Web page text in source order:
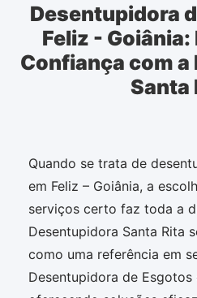
Desentupidora
Feliz -
Confiança com
Santa
Quando se trata de
em Feliz – Goiânia, a
serviços certo faz toda a
Desentupidora Santa Rita
como uma referência em
Desentupidora de Esgotos